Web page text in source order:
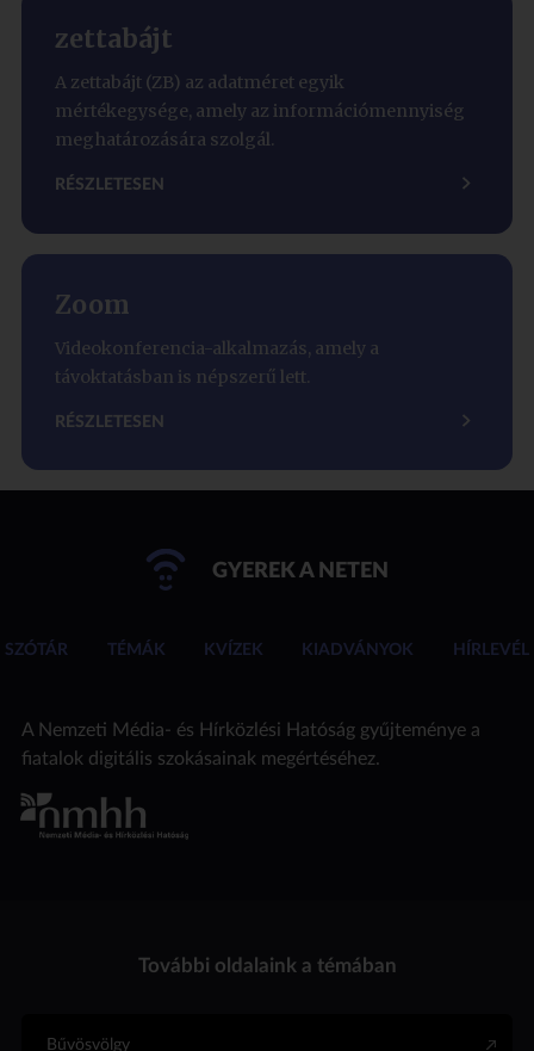
zettabájt
A zettabájt (ZB) az adatméret egyik
mértékegysége, amely az információmennyiség
meghatározására szolgál.
RÉSZLETESEN
Zoom
Videokonferencia-alkalmazás, amely a
távoktatásban is népszerű lett.
RÉSZLETESEN
GYEREK A NETEN
SZÓTÁR TÉMÁK KVÍZEK KIADVÁNYOK HÍRLEVÉL
A Nemzeti Média- és Hírközlési Hatóság gyűjteménye a
fiatalok digitális szokásainak megértéséhez.
További oldalaink a témában
Bűvösvölgy